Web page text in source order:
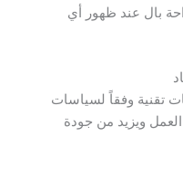
بال عند ظهور أي
تقنية وفقاً لسياسات
ويزيد من جودة